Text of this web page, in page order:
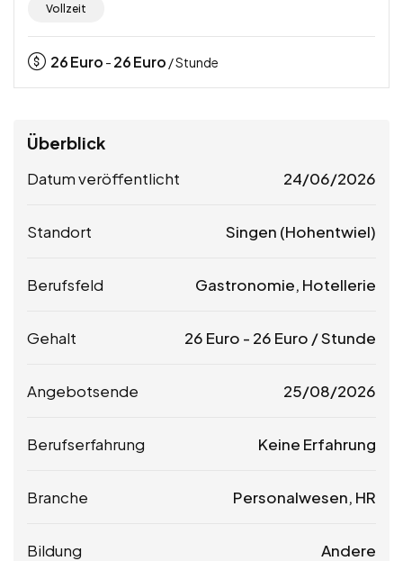
Vollzeit
26Euro - 26Euro / Stunde
Überblick
Datum veröffentlicht 24/06/2026
Standort Singen (Hohentwiel)
Berufsfeld Gastronomie, Hotellerie
Gehalt 26 Euro - 26 Euro / Stunde
Angebotsende 25/08/2026
Berufserfahrung Keine Erfahrung
Branche Personalwesen, HR
Bildung Andere